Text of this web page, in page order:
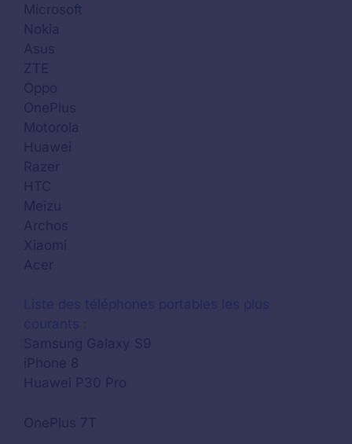
Microsoft
Nokia
Asus
ZTE
Oppo
OnePlus
Motorola
Huawei
Razer
HTC
Meizu
Archos
Xiaomi
Acer
Samsung Galaxy S9
iPhone 8
Huawei P30 Pro
OnePlus 7T